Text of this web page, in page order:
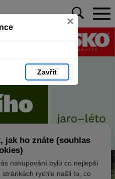
×
Zavřít
jak ho znáte (souhlas
nakupování bylo co nejlepší
rychle našli to, co